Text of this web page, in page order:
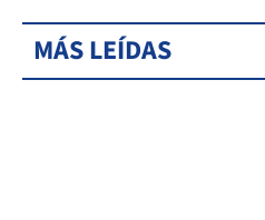
MÁS LEÍDAS